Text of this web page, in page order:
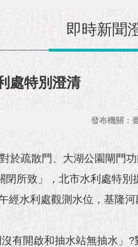
即時新聞
處特別澄清
發布機關：
疏散門、大湖公園閘門
所致」，北市水利處特別
經水利處觀測水位，基隆
開啟和抽水站無抽水」?